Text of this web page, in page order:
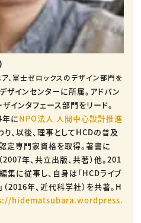
、富士ゼロックスのデザイン部門を
ザインセンターに所属。アドバン
インタフェース部門をリード。
年にNPO法人 人間中心設計推進
、以後、理事としてHCDの普及
定専門家資格を取得。著書に
2007年、共立出版、共著）他。201
集に従事し、自身は「HCDライブ
2016年、近代科学社）を共著。H
hidematsubara.wordpress.